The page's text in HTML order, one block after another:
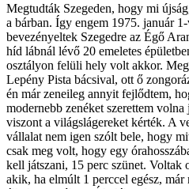
Megtudták Szegeden, hogy mi
a bárban. Így engem 1975. január
bevezényeltek Szegedre az Égő
híd lábnál lévő 20 emeletes
osztályon felüli hely volt akkor.
Lepény Pista bácsival, ott ő
én már zeneileg annyit fejlődtem,
modernebb zenéket szerettem volna
viszont a világslágereket kérték. A
vállalat nem igen szólt bele, hogy
csak meg volt, hogy egy
kell játszani, 15 perc szünet. Voltak
akik, ha elmúlt 1 perccel egész, már